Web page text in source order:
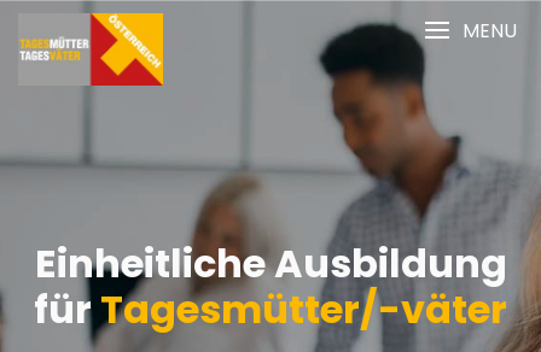
MENU
Ausbildung
väter